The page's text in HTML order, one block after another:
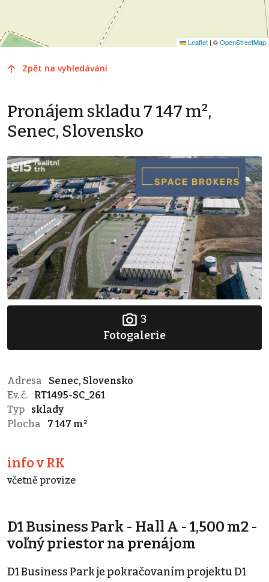
Leaflet | ©OpenStreetMap
Zpět na vyhledávání
Pronájem skladu 7 147 m²,
Senec, Slovensko
3
Fotogalerie
Adresa
Senec, Slovensko
Ev. č.
RT1495-SC_261
Typ
sklady
Plocha
7 147 m²
info v RK
včetně provize
D1 Business Park - Hall A - 1,500 m2 -
voľný priestor na prenájom
D1 Business Park je pokračovaním projektu D1